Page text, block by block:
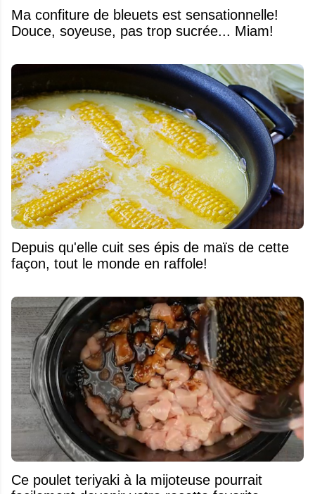
Ma confiture de bleuets est sensationnelle!
Douce, soyeuse, pas trop sucrée... Miam!
Depuis qu'elle cuit ses épis de maïs de cette
façon, tout le monde en raffole!
Ce poulet teriyaki à la mijoteuse pourrait